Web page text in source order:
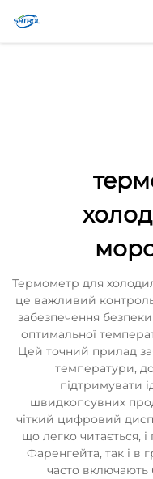
Зв'яжіться з нами
Термометр для
це важливий
забезпечення
оптимальної
Цей точний прилад
температури,
підтримувати
швидкопсувних
чіткий цифровий
що легко читається,
Фаренгейта, так і в
часто включають